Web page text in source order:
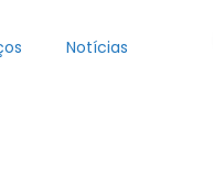
Notícias